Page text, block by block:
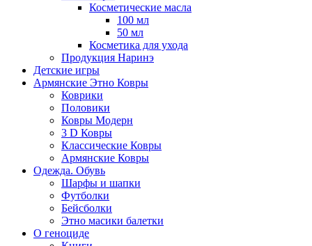
Косметические масла
100 мл
50 мл
Косметика для ухода
Продукция Наринэ
Детские игры
Армянские Этно Ковры
Коврики
Половики
Ковры Модерн
3 D Ковры
Классические Ковры
Армянские Ковры
Одежда. Обувь
Шарфы и шапки
Футболки
Бейсболки
Этно масики балетки
О геноциде